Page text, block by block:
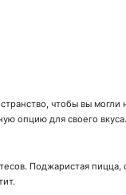
чтобы вы
опцию для своего вкуса.
Поджаристая